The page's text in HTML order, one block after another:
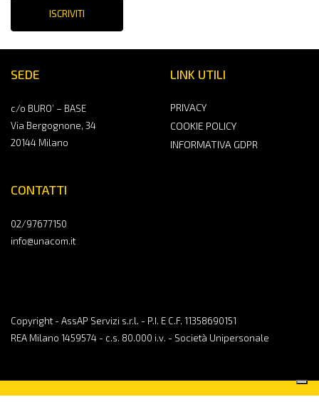
SEDE
c/o BURO’ – BASE
Via Bergognone, 34
20144 Milano
CONTATTI
02/97677150
info@unacom.it
LINK UTILI
PRIVACY
COOKIE POLICY
INFORMATIVA GDPR
Copyright - AssAP Servizi s.r.l. - P.I. E C.F. 11358690151
REA Milano 1459574 - c.s. 80.000 i.v. - Società Unipersonale
ISCRIVITI